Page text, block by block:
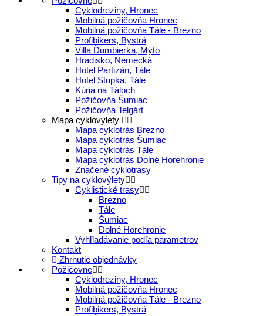
Cyklodreziny, Hronec
Mobilná požičovňa Hronec
Mobilná požičovňa Tále - Brezno
Profibikers, Bystrá
Villa Ďumbierka, Mýto
Hradisko, Nemecká
Hotel Partizán, Tále
Hotel Stupka, Tále
Kúria na Táloch
Požičovňa Šumiac
Požičovňa Telgárt
Mapa cyklovýlety
Mapa cyklotrás Brezno
Mapa cyklotrás Šumiac
Mapa cyklotrás Tále
Mapa cyklotrás Dolné Horehronie
Značené cyklotrasy
Tipy na cyklovýlety
Cyklistické trasy
Brezno
Tále
Šumiac
Dolné Horehronie
Vyhľladávanie podľa parametrov
Kontakt
Zhrnutie objednávky
Požičovne
Cyklodreziny, Hronec
Mobilná požičovňa Hronec
Mobilná požičovňa Tále - Brezno
Profibikers, Bystrá